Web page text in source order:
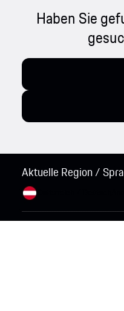
Haben Sie
Aktuelle Region /